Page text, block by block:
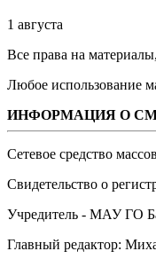
1 августа
Все права на
Любое использование
ИНФОРМАЦИЯ О
Сетевое средство
Свидетельство о
Учредитель - МАУ ГО
Главный редактор: